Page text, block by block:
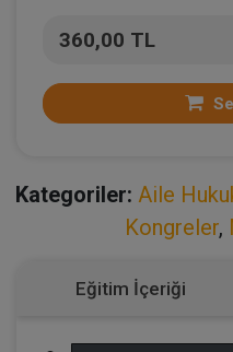
360,00 TL
Kategoriler: Aile
Kongreler,
Eğitim İçeriği